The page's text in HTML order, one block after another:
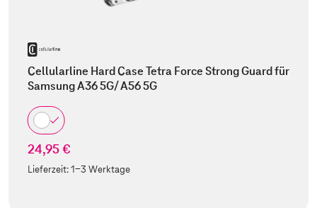
Cellularline Hard Case Tetra Force Strong Guard für
Samsung A36 5G/ A56 5G
24,95 €
Lieferzeit:1-3 Werktage